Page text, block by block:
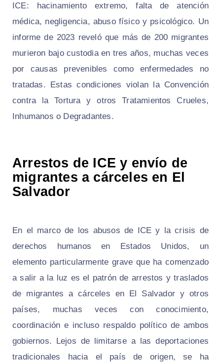
ICE: hacinamiento extremo, falta de atención
médica, negligencia, abuso físico y psicológico. Un
informe de 2023 reveló que más de 200 migrantes
murieron bajo custodia en tres años, muchas veces
por causas prevenibles como enfermedades no
tratadas. Estas condiciones violan la Convención
contra la Tortura y otros Tratamientos Crueles,
Inhumanos o Degradantes.
Arrestos de ICE y envío de
migrantes a cárceles en El
Salvador
En el marco de los abusos de ICE y la crisis de
derechos humanos en Estados Unidos, un
elemento particularmente grave que ha comenzado
a salir a la luz es el patrón de arrestos y traslados
de migrantes a cárceles en El Salvador y otros
países, muchas veces con conocimiento,
coordinación e incluso respaldo político de ambos
gobiernos. Lejos de limitarse a las deportaciones
tradicionales hacia el país de origen, se ha